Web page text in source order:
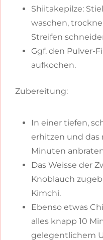
Shiitakepilze:
waschen,
Streifen
Ggf. den Pulver-
aufkochen.
Zubereitung:
In einer tiefen,
erhitzen und das
Minuten
Das Weisse der
Knoblauch
Kimchi.
Ebenso etwas
alles knapp 10
gelegentlichem